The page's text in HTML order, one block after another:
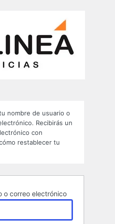
nombre de usuario o
Recibirás un
con
restablecer tu
o correo electrónico